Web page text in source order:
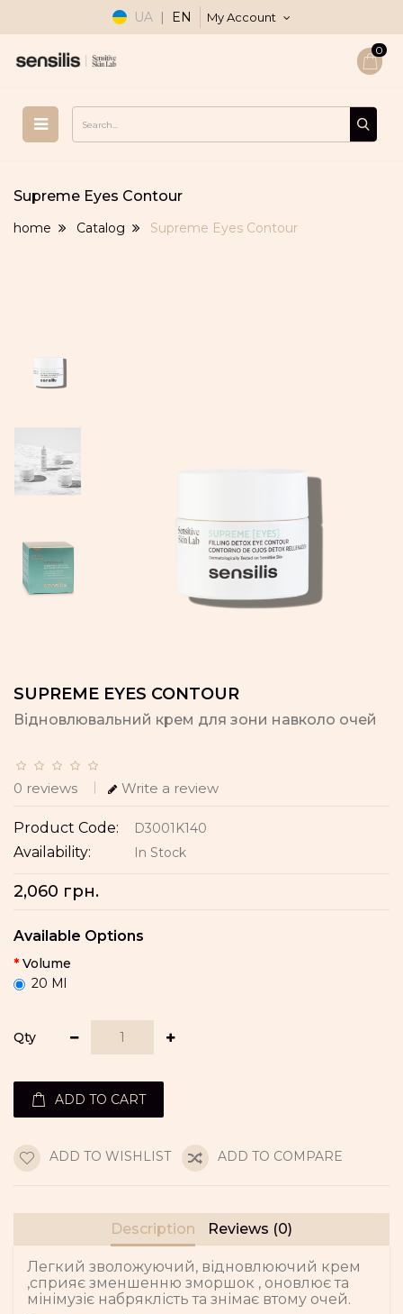
UA EN My Account
0
Supreme Eyes Contour
home Catalog Supreme Eyes Contour
SUPREME EYES CONTOUR
Відновлювальний крем для зони навколо очей
0 reviews Write a review
Product Code: D3001K140
Availability: In Stock
2,060 грн.
Available Options
Volume
20 Ml
Qty
ADD TO CART
ADD TO WISHLIST ADD TO COMPARE
Description Reviews (0)
Легкий зволожуючий, відновлюючий крем
,сприяє зменшенню зморшок , оновлює та
мінімузіє набряклість та знімає втому очей.